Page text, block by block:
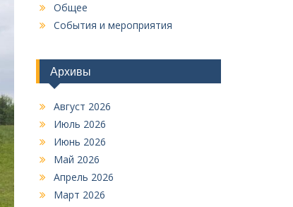
Общее
События и мероприятия
Архивы
Август 2026
Июль 2026
Июнь 2026
Май 2026
Апрель 2026
Март 2026